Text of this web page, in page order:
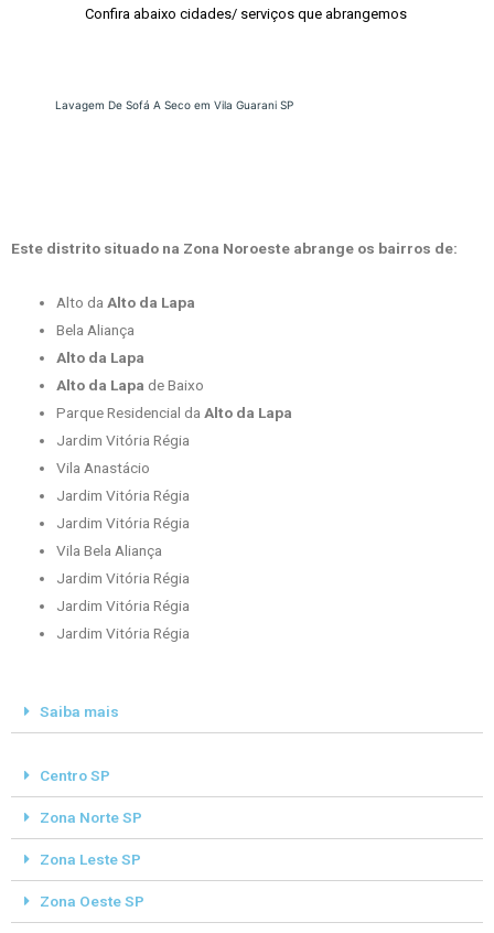
Confira abaixo cidades/ serviços que abrangemos
Lavagem De Sofá A Seco em Vila Guarani SP
Este distrito situado na Zona Noroeste abrange os bairros de:
Alto da Alto da Lapa
Bela Aliança
Alto da Lapa
Alto da Lapa de Baixo
Parque Residencial da Alto da Lapa
Jardim Vitória Régia
Vila Anastácio
Jardim Vitória Régia
Jardim Vitória Régia
Vila Bela Aliança
Jardim Vitória Régia
Jardim Vitória Régia
Jardim Vitória Régia
Saiba mais
Centro SP
Zona Norte SP
Zona Leste SP
Zona Oeste SP